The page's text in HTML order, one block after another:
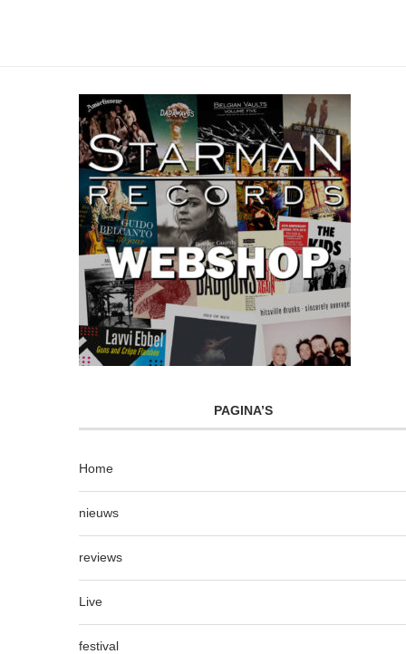
PAGINA’S
Home
nieuws
reviews
Live
festival